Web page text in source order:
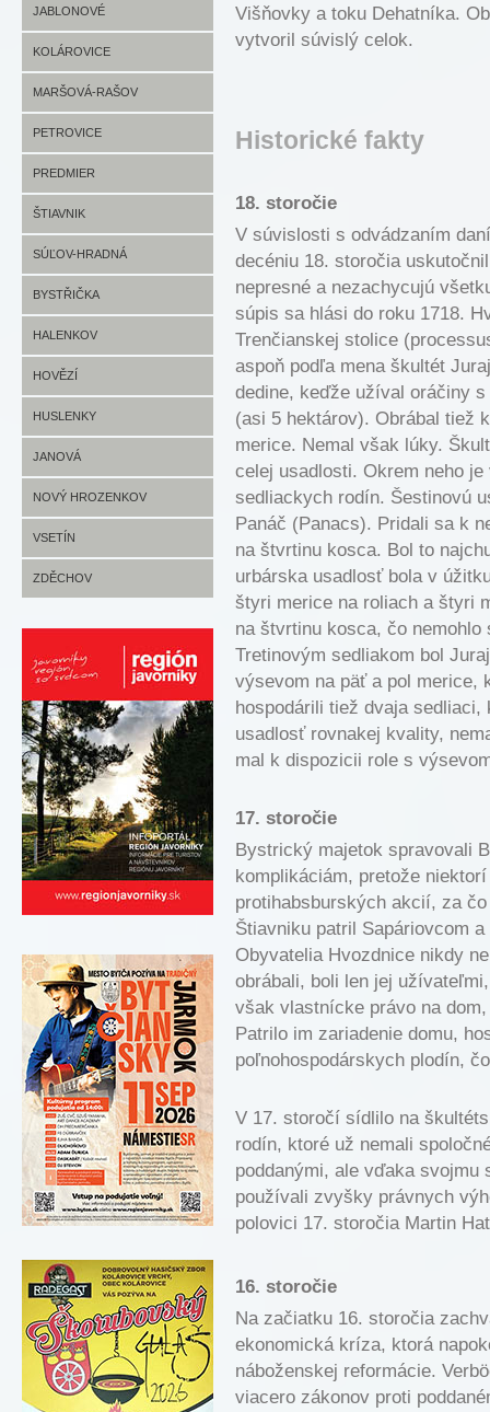
JABLONOVÉ
JABLONOVÉ INFO
JABLONOVÉ FOTO
KOLÁROVICE
KOLÁROVICE INFO
KOLÁROVICE FOTO
MARŠOVÁ-RAŠOV
MARŠOVÁ-RAŠOV INFO
MARŠOVÁ-RAŠOV FOTO
PETROVICE
PETROVICE INFO
PETROVICE FOTO
PREDMIER
PREDMIER INFO
PREDMIER FOTO
ŠTIAVNIK
ŠTIAVNIK INFO
ŠTIAVNIK FOTO
SÚĽOV-HRADNÁ
SÚĽOV-HRADNÁ INFO
SÚĽOV-HRADNÁ FOTO
BYSTŘIČKA
BYSTŘIČKA INFO
BYSTŘIČKA FOTO
HALENKOV
HALENKOV INFO
HALENKOV FOTO
HOVĚZÍ
HOVĚZÍ INFO
HOVĚZÍ FOTO
HUSLENKY
HUSLENKY INFO
HUSLENKY FOTO
JANOVÁ
JANOVÁ INFO
JANOVÁ FOTO
NOVÝ HROZENKOV
NOVÝ HROZENKOV INFO
NOVÝ HROZENKOV FOTO
VSETÍN
VSETÍN INFO
ZDĚCHOV
ZDĚCHOV FOTO
Višňovky a toku Dehatníka.
vytvoril súvislý celok.
Historické fakty
18. storočie
V súvislosti s odvádzaním
decéniu 18. storočia
nepresné a nezachycujú
súpis sa hlási do roku 1718.
Trenčianskej stolice
aspoň podľa mena škultét
dedine, keďže užíval oráčiny
(asi 5 hektárov). Obrábal tiež
merice. Nemal však lúky.
celej usadlosti. Okrem neho
sedliackych rodín. Šestinovú
Panáč (Panacs). Pridali sa k
na štvrtinu kosca. Bol to
urbárska usadlosť bola v
štyri merice na roliach a štyri
na štvrtinu kosca, čo
Tretinovým sedliakom bol
výsevom na päť a pol merice,
hospodárili tiež dvaja
usadlosť rovnakej kvality,
mal k dispozicii role s
17. storočie
Bystrický majetok spravovali
komplikáciám, pretože
protihabsburských akcií, za
Štiavniku patril Sapáriovcom
Obyvatelia Hvozdnice nikdy
obrábali, boli len jej
však vlastnícke právo na
Patrilo im zariadenie domu,
poľnohospodárskych plodín,
V 17. storočí sídlilo na
rodín, ktoré už nemali
poddanými, ale vďaka svojmu
používali zvyšky právnych
polovici 17. storočia Martin
16. storočie
Na začiatku 16. storočia
ekonomická kríza, ktorá
náboženskej reformácie.
viacero zákonov proti